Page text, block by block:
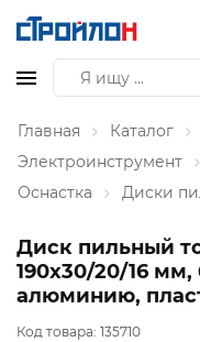
Главная Каталог
Электроинструмент
Оснастка
Диски
Диск пильный
190x30/20/16 мм,
алюминию,
Код товара: 135710